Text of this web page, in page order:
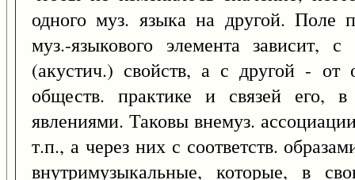
одного муз. языка на другой. Поле
муз.-языкового элемента зависит,
(акустич.) свойств, а с другой - от
обществ. практике и связей его,
явлениями. Таковы внемуз.
т.п., а через них с соответств.
внутримузыкальные, которые, в